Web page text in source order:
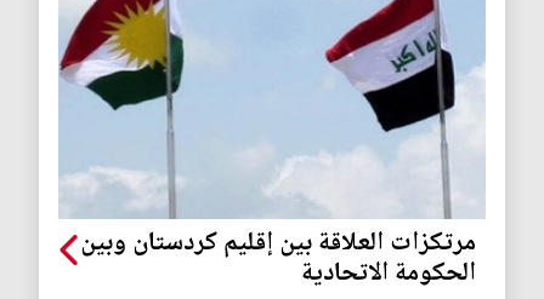
مرتكزات العلاقة بين إقليم كردستان وبين
الحكومة الاتحادية